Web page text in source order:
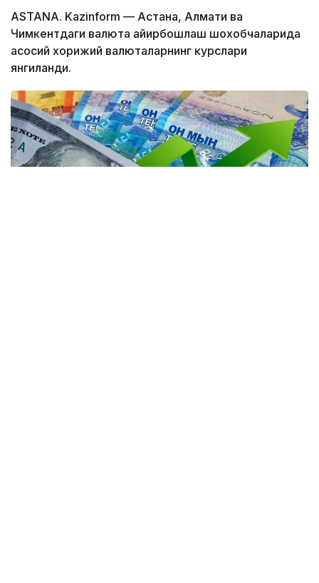
ASTANA. Kazinform — Астана, Алмати ва
Чимкентдаги валюта айирбошлаш шохобчаларида
асосий хорижий валюталарнинг курслари
янгиланди.